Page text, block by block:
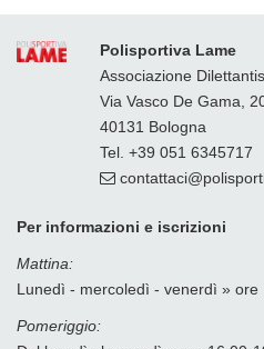
Polisportiva Lame
Associazione
Via Vasco De Gama,
40131 Bologna
Tel. +39 051 6345717
contattaci
Per informazioni e iscrizioni
Mattina:
Lunedì - mercoledì - venerdì » ore
Pomeriggio: